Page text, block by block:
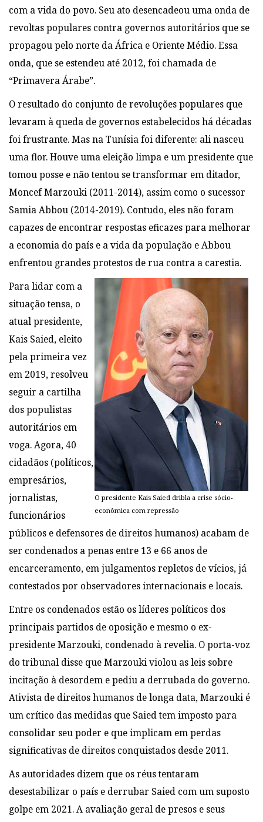
com a vida do povo. Seu ato desencadeou uma onda de
revoltas populares contra governos autoritários que se
propagou pelo norte da África e Oriente Médio. Essa
onda, que se estendeu até 2012, foi chamada de
“Primavera Árabe”.
O resultado do conjunto de revoluções populares que
levaram à queda de governos estabelecidos há décadas
foi frustrante. Mas na Tunísia foi diferente: ali nasceu
uma flor. Houve uma eleição limpa e um presidente que
tomou posse e não tentou se transformar em ditador,
Moncef Marzouki (2011-2014), assim como o sucessor
Samia Abbou (2014-2019). Contudo, eles não foram
capazes de encontrar respostas eficazes para melhorar
a economia do país e a vida da população e Abbou
enfrentou grandes protestos de rua contra a carestia.
O presidente Kais Saied dribla a crise sócio-
econômica com repressão
Para lidar com a
situação tensa, o
atual presidente,
Kais Saied, eleito
pela primeira vez
em 2019, resolveu
seguir a cartilha
dos populistas
autoritários em
voga. Agora, 40
cidadãos (políticos,
empresários,
jornalistas,
funcionários
públicos e defensores de direitos humanos) acabam de
ser condenados a penas entre 13 e 66 anos de
encarceramento, em julgamentos repletos de vícios, já
contestados por observadores internacionais e locais.
Entre os condenados estão os líderes políticos dos
principais partidos de oposição e mesmo o ex-
presidente Marzouki, condenado à revelia. O porta-voz
do tribunal disse que Marzouki violou as leis sobre
incitação à desordem e pediu a derrubada do governo.
Ativista de direitos humanos de longa data, Marzouki é
um crítico das medidas que Saied tem imposto para
consolidar seu poder e que implicam em perdas
significativas de direitos conquistados desde 2011.
As autoridades dizem que os réus tentaram
desestabilizar o país e derrubar Saied com um suposto
golpe em 2021. A avaliação geral de presos e seus